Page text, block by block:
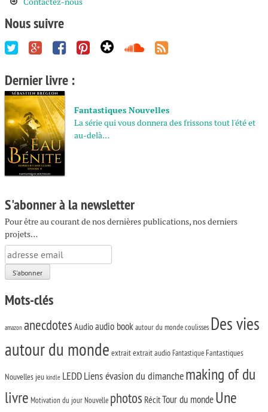
Nous suivre
Dernier livre :
Fantastiques Nouvelles
La série qui vous donnera des frissons tout l'été et
au-delà…
S'abonner à la newsletter
Pour être au courant de nos dernières publications, nos derniers
projets…
Mots-clés
amazon anecdotes Audioaudio bookautour du mondecoulisses Des vies
autour du monde extraitextrait audioFantastique Fantastiques
Nouvelles jeu kindle LEDDLiens évasion du dimanchemaking of du
livre Motivation du jourNouvelle photos RécitTour du mondeUne